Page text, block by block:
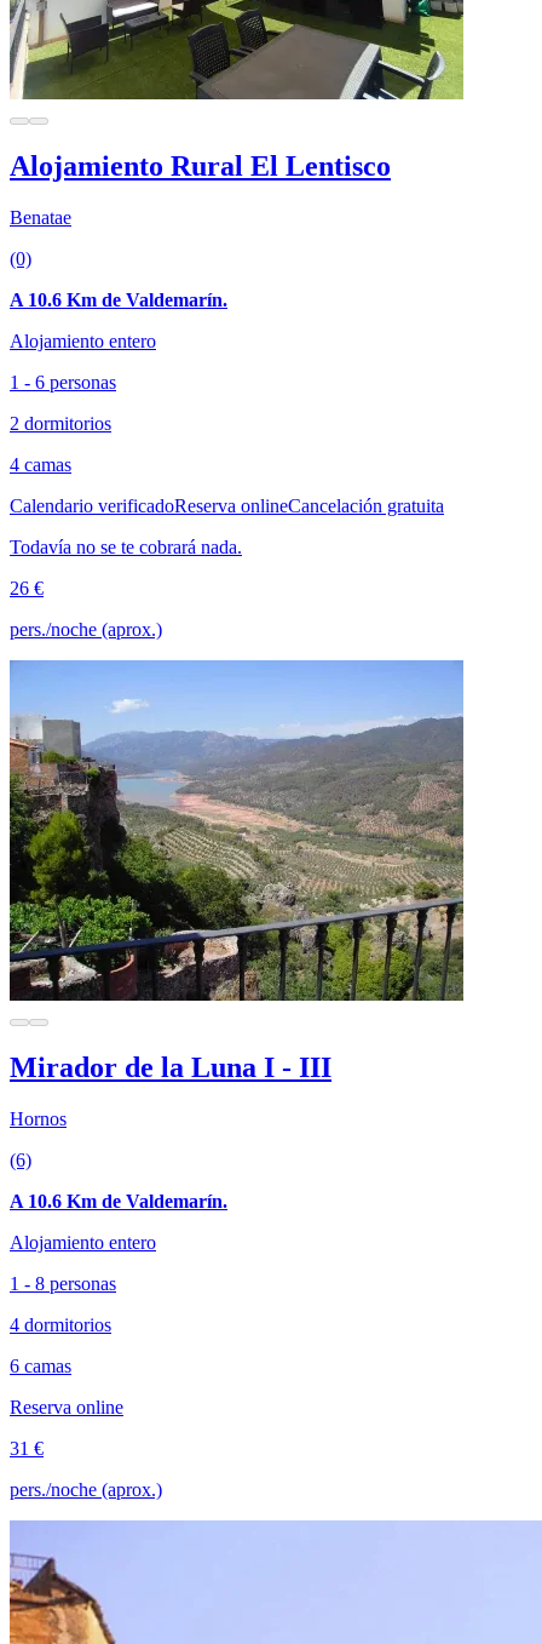
Alojamiento Rural El Lentisco
Benatae
(0)
A 10.6 Km de Valdemarín.
Alojamiento entero
1 - 6 personas
2 dormitorios
4 camas
Calendario verificadoReserva onlineCancelación gratuita
Todavía no se te cobrará nada.
26 €
pers./noche (aprox.)
Mirador de la Luna I - III
Hornos
(6)
A 10.6 Km de Valdemarín.
Alojamiento entero
1 - 8 personas
4 dormitorios
6 camas
Reserva online
31 €
pers./noche (aprox.)